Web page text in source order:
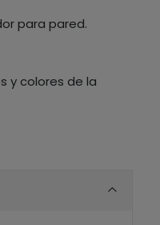
para pared.
y colores de la